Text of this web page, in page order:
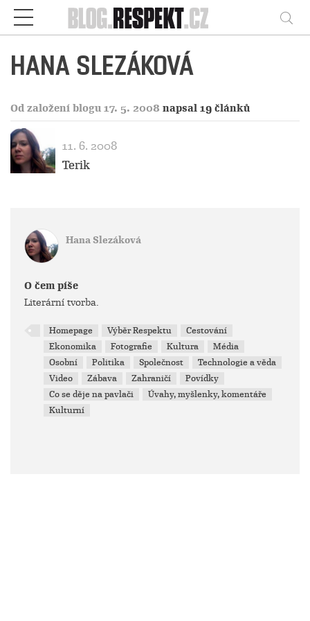
Respekt
HANA SLEZÁKOVÁ
Od založení blogu 17. 5. 2008 napsal 19 článků
11. 6. 2008
Terik
Hana Slezáková
O čem píše
Literární tvorba.
Homepage Výběr Respektu
Cestování
Ekonomika
Fotografie Kultura
Média
Osobní
Politika Společnost
Technologie a věda
Video
Zábava Zahraničí
Povídky
Co se děje na pavlači
Úvahy, myšlenky, komentáře
Kulturní